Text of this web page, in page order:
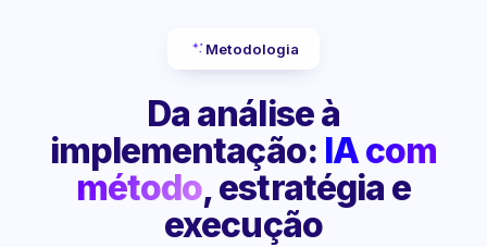
Metodologia
Da análise à
implementação: IA com
método, estratégia e
execução